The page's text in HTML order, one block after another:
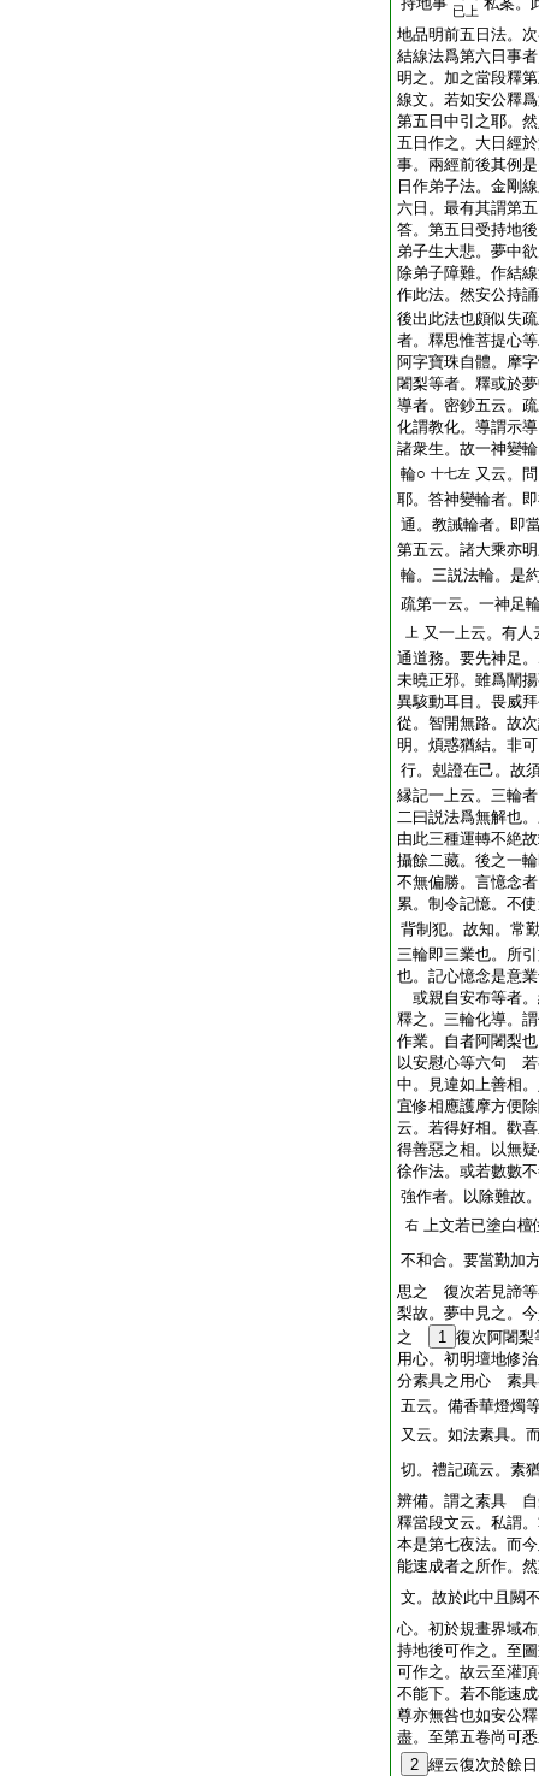
已上
地品明前五日法。
結線法爲第六日事
明之。加之當段釋
線文。若如安公釋
第五日中引之耶。
五日作之。大日經
事。兩經前後其例
日作弟子法。金剛
六日。最有其謂第
答。第五日受持地
弟子生大悲。夢中
除弟子障難。作結
作此法。然安公持
後出此法也頗似失
者。釋思惟菩提心
阿字寶珠自體。摩
闍梨等者。釋或於
導者。密鈔五云。
化謂教化。導謂示
諸衆生。故一神變
輪○ 十七左 又云。
耶。答神變輪者。
通。教誡輪者。即
第五云。諸大乘亦
輪。三説法輪。是
疏第一云。一神足
上 又一上云。有人
通道務。要先神足
未曉正邪。雖爲闡
異駭動耳目。畏威
從。智開無路。故
明。煩惑猶結。非
行。剋證在己。故
縁記一上云。三輪
二曰説法爲無解也
由此三種運轉不絶
攝餘二藏。後之一
不無偏勝。言憶念
累。制令記憶。不
背制犯。故知。常
三輪即三業也。所
也。記心憶念是意
或親自安布等者
釋之。三輪化導。
作業。自者阿闍梨
以安慰心等六句 若
中。見違如上善相
宜修相應護摩方便
云。若得好相。歡
得善惡之相。以無
徐作法。或若數數
強作者。以除難故
右 上文若已塗白檀
不和合。要當勤加
思之 復次若見諦等
梨故。夢中見之。
之
1 復次阿闍梨
用心。初明壇地修
分素具之用心 素具
五云。備香華燈燭
又云。如法素具。
切。禮記疏云。素
辨備。謂之素具 自
釋當段文云。私謂
本是第七夜法。而
能速成者之所作。
文。故於此中且闕
心。初於規畫界域
持地後可作之。至
可作之。故云至灌
不能下。若不能速
尊亦無咎也如安公
盡。至第五卷尚可
2 經云復次於餘日